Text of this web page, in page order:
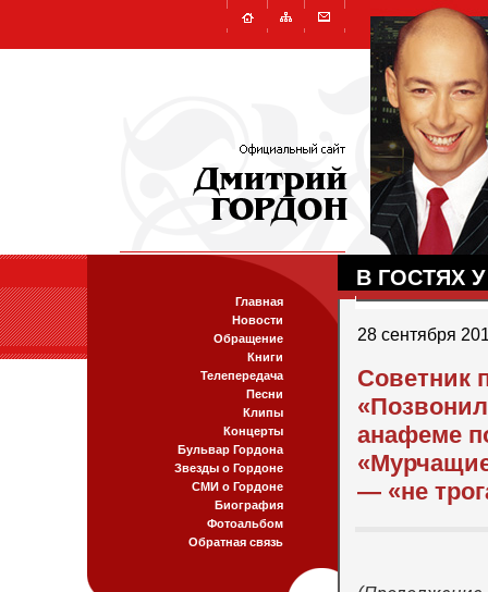
Главная
Новости
Обращение
Книги
Телепередача
Песни
Клипы
Концерты
Бульвар Гордона
Звезды о Гордоне
СМИ о Гордоне
Биография
Фотоальбом
Обратная связь
В ГОСТЯХ
28 сентября
Советник
анафеме
— «не